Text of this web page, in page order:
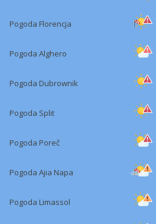
Pogoda Florencja
Pogoda Alghero
Pogoda Dubrownik
Pogoda Split
Pogoda Poreč
Pogoda Ajia Napa
Pogoda Limassol